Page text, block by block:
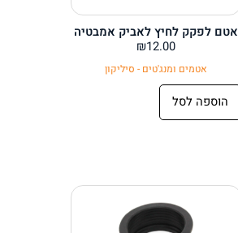
אטם לפקק לחיץ לאביק אמבטיה
₪12.00
אטמים ומנג'טים - סיליקון
הוספה לסל